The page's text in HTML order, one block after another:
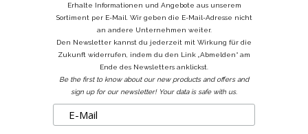
Erhalte Informationen und Angebote aus unserem
Sortiment per E-Mail. Wir geben die E-Mail-Adresse nicht
an andere Unternehmen weiter.
Den Newsletter kannst du jederzeit mit Wirkung für die
Zukunft widerrufen, indem du den Link „Abmelden“ am
Ende des Newsletters anklickst.
Be the first to know about our new products and offers and
sign up for our newsletter! Your data is safe with us.